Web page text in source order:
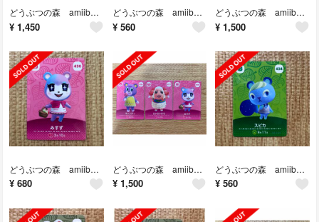
どうぶつの森 amiiboカード ミッチェル
¥ 1,450
どうぶつの森 amiiboカード スピカ
¥ 560
どうぶつの森 amiiboカード キャンディ みすず ちゃちゃまる
¥ 1,500
どうぶつの森 amiiboカード みすず
¥ 680
どうぶつの森 amiiboカード キャンディ ちゃちゃまる みすず
¥ 1,500
どうぶつの森 amiiboカード スピカ
¥ 560